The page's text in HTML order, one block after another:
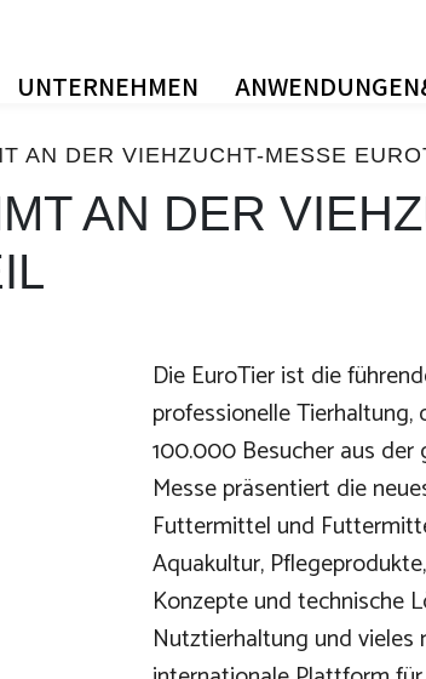
UNTERNEHMEN
AN DER VIEHZUCHT-MESSE
AN DER
Die EuroTier ist die
professionelle
100.000 Besucher aus
Messe präsentiert die
Futtermittel und
Aquakultur,
Konzepte und technische
Nutztierhaltung und vieles